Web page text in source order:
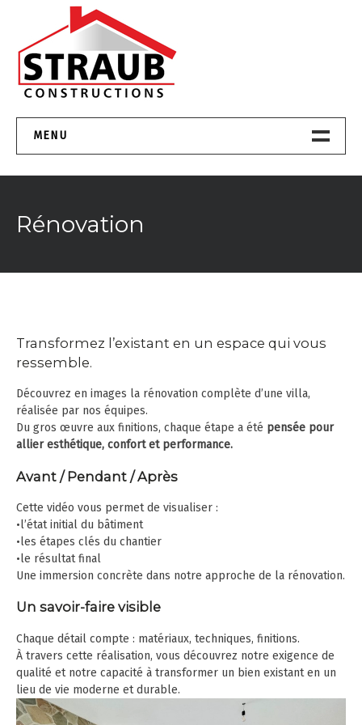
content
Villas du bien-être aux standards Minergie
MENU
Construction
Nos Réalisations
Technique
Contacter
Rénovation
Transformez l’existant en un espace qui vous
ressemble.
Découvrez en images la rénovation complète d’une villa,
réalisée par nos équipes.
Du gros œuvre aux finitions, chaque étape a été pensée pour
allier esthétique, confort et performance.
Avant / Pendant / Après
Cette vidéo vous permet de visualiser :
•l’état initial du bâtiment
•les étapes clés du chantier
•le résultat final
Une immersion concrète dans notre approche de la rénovation.
Un savoir-faire visible
Chaque détail compte : matériaux, techniques, finitions.
À travers cette réalisation, vous découvrez notre exigence de
qualité et notre capacité à transformer un bien existant en un
lieu de vie moderne et durable.
Lecteur